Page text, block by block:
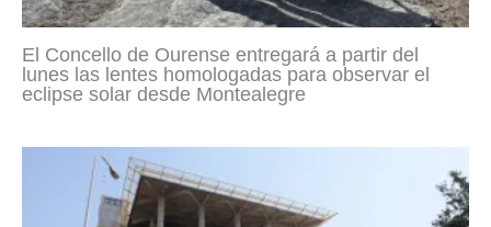
El Concello de Ourense entregará a partir del
lunes las lentes homologadas para observar el
eclipse solar desde Montealegre